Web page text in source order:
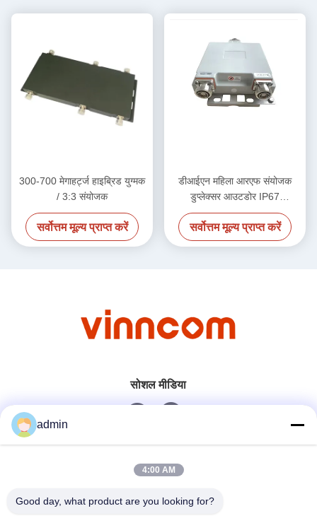
300-700 मेगाहर्ट्ज हाइब्रिड युग्मक
/ 3:3 संयोजक
सर्वोत्तम मूल्य प्राप्त करें
डीआईएन महिला आरएफ संयोजक
डुप्लेक्सर आउटडोर IP67
2100MHz
सर्वोत्तम मूल्य प्राप्त करें
सोशल मीडिया
त्वरित संपर्क
admin
4:00 AM
Good day, what product are you looking for?